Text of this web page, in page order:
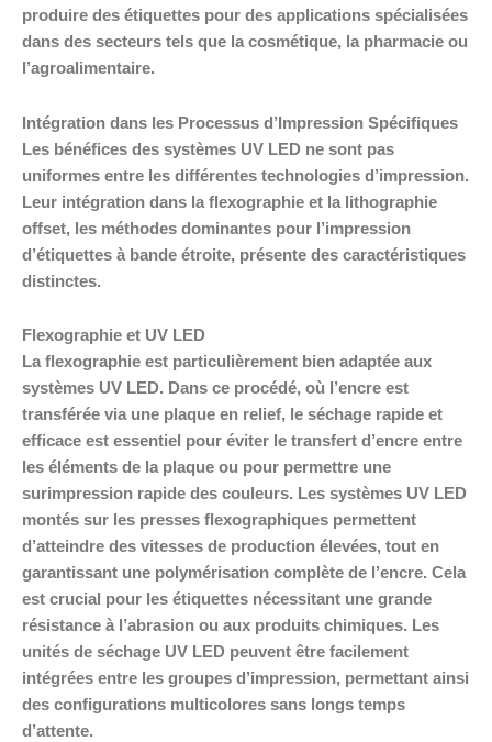
produire des étiquettes pour des applications spécialisées
dans des secteurs tels que la cosmétique, la pharmacie ou
l’agroalimentaire.
Intégration dans les Processus d’Impression Spécifiques
Les bénéfices des systèmes UV LED ne sont pas
uniformes entre les différentes technologies d’impression.
Leur intégration dans la flexographie et la lithographie
offset, les méthodes dominantes pour l’impression
d’étiquettes à bande étroite, présente des caractéristiques
distinctes.
Flexographie et UV LED
La flexographie est particulièrement bien adaptée aux
systèmes UV LED. Dans ce procédé, où l’encre est
transférée via une plaque en relief, le séchage rapide et
efficace est essentiel pour éviter le transfert d’encre entre
les éléments de la plaque ou pour permettre une
surimpression rapide des couleurs. Les systèmes UV LED
montés sur les presses flexographiques permettent
d’atteindre des vitesses de production élevées, tout en
garantissant une polymérisation complète de l’encre. Cela
est crucial pour les étiquettes nécessitant une grande
résistance à l’abrasion ou aux produits chimiques. Les
unités de séchage UV LED peuvent être facilement
intégrées entre les groupes d’impression, permettant ainsi
des configurations multicolores sans longs temps
d’attente.